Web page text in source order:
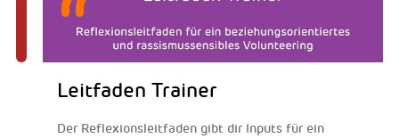
Leitfaden Trainer
Der Reflexionsleitfaden gibt dir Inputs für ein